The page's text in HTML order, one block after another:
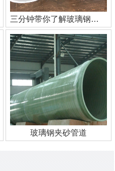
三分钟带你了解玻璃钢管道
玻璃钢夹砂管道